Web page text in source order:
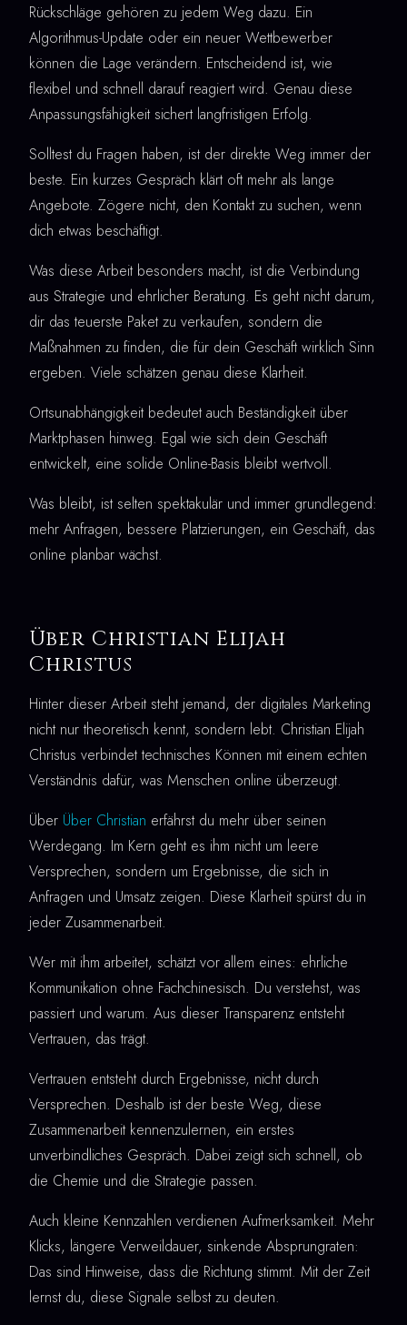
Rückschläge gehören zu jedem Weg dazu. Ein
Algorithmus-Update oder ein neuer Wettbewerber
können die Lage verändern. Entscheidend ist, wie
flexibel und schnell darauf reagiert wird. Genau diese
Anpassungsfähigkeit sichert langfristigen Erfolg.
Solltest du Fragen haben, ist der direkte Weg immer der
beste. Ein kurzes Gespräch klärt oft mehr als lange
Angebote. Zögere nicht, den Kontakt zu suchen, wenn
dich etwas beschäftigt.
Was diese Arbeit besonders macht, ist die Verbindung
aus Strategie und ehrlicher Beratung. Es geht nicht darum,
dir das teuerste Paket zu verkaufen, sondern die
Maßnahmen zu finden, die für dein Geschäft wirklich Sinn
ergeben. Viele schätzen genau diese Klarheit.
Ortsunabhängigkeit bedeutet auch Beständigkeit über
Marktphasen hinweg. Egal wie sich dein Geschäft
entwickelt, eine solide Online-Basis bleibt wertvoll.
Was bleibt, ist selten spektakulär und immer grundlegend:
mehr Anfragen, bessere Platzierungen, ein Geschäft, das
online planbar wächst.
Über Christian Elijah
Christus
Hinter dieser Arbeit steht jemand, der digitales Marketing
nicht nur theoretisch kennt, sondern lebt. Christian Elijah
Christus verbindet technisches Können mit einem echten
Verständnis dafür, was Menschen online überzeugt.
Über Über Christian erfährst du mehr über seinen
Werdegang. Im Kern geht es ihm nicht um leere
Versprechen, sondern um Ergebnisse, die sich in
Anfragen und Umsatz zeigen. Diese Klarheit spürst du in
jeder Zusammenarbeit.
Wer mit ihm arbeitet, schätzt vor allem eines: ehrliche
Kommunikation ohne Fachchinesisch. Du verstehst, was
passiert und warum. Aus dieser Transparenz entsteht
Vertrauen, das trägt.
Vertrauen entsteht durch Ergebnisse, nicht durch
Versprechen. Deshalb ist der beste Weg, diese
Zusammenarbeit kennenzulernen, ein erstes
unverbindliches Gespräch. Dabei zeigt sich schnell, ob
die Chemie und die Strategie passen.
Auch kleine Kennzahlen verdienen Aufmerksamkeit. Mehr
Klicks, längere Verweildauer, sinkende Absprungraten:
Das sind Hinweise, dass die Richtung stimmt. Mit der Zeit
lernst du, diese Signale selbst zu deuten.